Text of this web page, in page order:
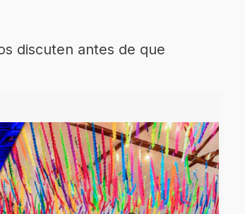
discuten antes de que